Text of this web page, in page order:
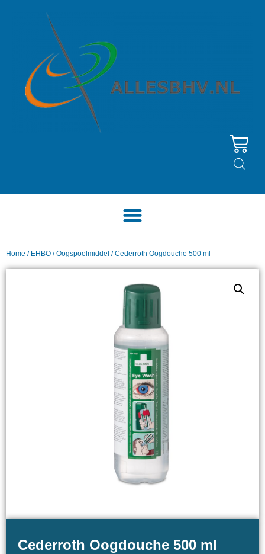
Home / EHBO /Oogspoelmiddel / Cederroth Oogdouche 500 ml
Cederroth Oogdouche 500 ml